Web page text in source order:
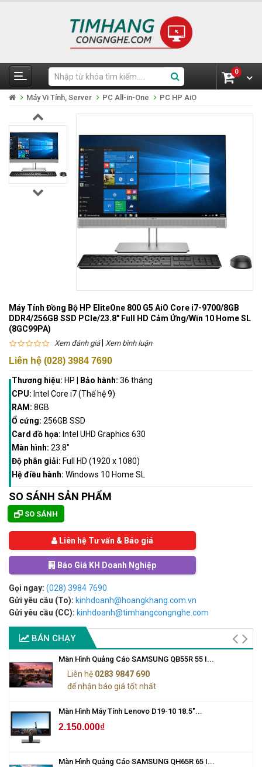
0
Máy Vi Tính, Server PC All-in-One PC HP AiO
Máy Tính Đồng Bộ HP EliteOne 800 G5 AiO Core i7-9700/8GB
DDR4/256GB SSD PCIe/23.8" Full HD Cảm Ứng/Win 10 Home SL
(8GC99PA)
Xem đánh giá| Xem bình luận
Liên hệ (028) 3984 7690
Thương hiệu: HP Bảo hành: 36 tháng
CPU: Intel Core i7 (Thế hệ 9)
RAM: 8GB
Ổ cứng: 256GB SSD
Card đồ họa: Intel UHD Graphics 630
Màn hình: 23.8"
Độ phân giải: Full HD (1920 x 1080)
Hệ điều hành: Windows 10 Home SL
SO SÁNH SẢN PHẨM
SO SÁNH
Liên hệ Tư vấn & Báo giá
Báo Giá KH Doanh Nghiệp
Gọi ngay: (028) 3984 7690
Gửi yêu cầu (To): kinhdoanh@hoangkhang.com.vn
Gửi yêu cầu (CC): kinhdoanh@timhangcongnghe.com
BÁN CHẠY
Màn Hình Quảng Cáo SAMSUNG QB55R 55 I...
Liên hệ 0283 9847 690
để nhận báo giá tốt nhất
Màn Hình Máy Tính Lenovo D19-10 18.5"...
2.150.000₫
Màn Hình Quảng Cáo SAMSUNG QH65R 65 I...